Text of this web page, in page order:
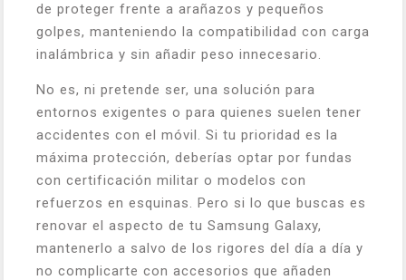
de proteger frente a arañazos y pequeños
golpes, manteniendo la compatibilidad con carga
inalámbrica y sin añadir peso innecesario.
No es, ni pretende ser, una solución para
entornos exigentes o para quienes suelen tener
accidentes con el móvil. Si tu prioridad es la
máxima protección, deberías optar por fundas
con certificación militar o modelos con
refuerzos en esquinas. Pero si lo que buscas es
renovar el aspecto de tu Samsung Galaxy,
mantenerlo a salvo de los rigores del día a día y
no complicarte con accesorios que añaden